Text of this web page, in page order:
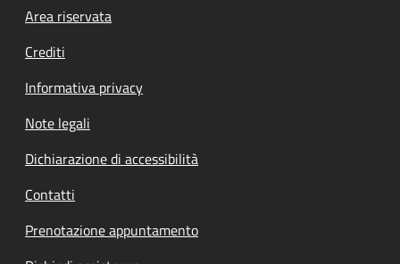
Footer menu
Area riservata
Crediti
Informativa privacy
Note legali
Dichiarazione di accessibilità
Contatti
Prenotazione appuntamento